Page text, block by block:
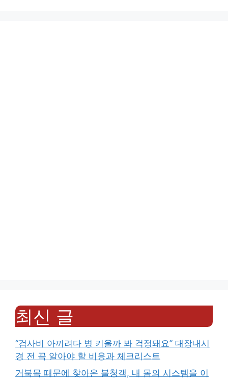
최신 글
“검사비 아끼려다 병 키울까 봐 걱정돼요” 대장내시
경 전 꼭 알아야 할 비용과 체크리스트
거북목 때문에 찾아온 불청객, 내 몸의 시스템을 이